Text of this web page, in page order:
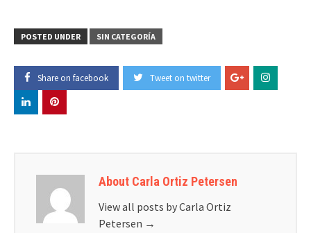
POSTED UNDER SIN CATEGORÍA
Share on facebook Tweet on twitter
About Carla Ortiz Petersen
View all posts by Carla Ortiz
Petersen →